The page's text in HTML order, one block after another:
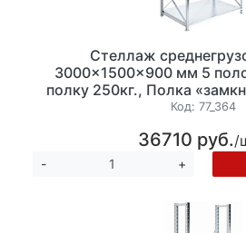
Стеллаж
3000x1500x900 мм 5
полку 250кг., Полка
Материал оцинкованная
ЗАКАЗНАЯ
Код: 77_364
36710 руб./
- +